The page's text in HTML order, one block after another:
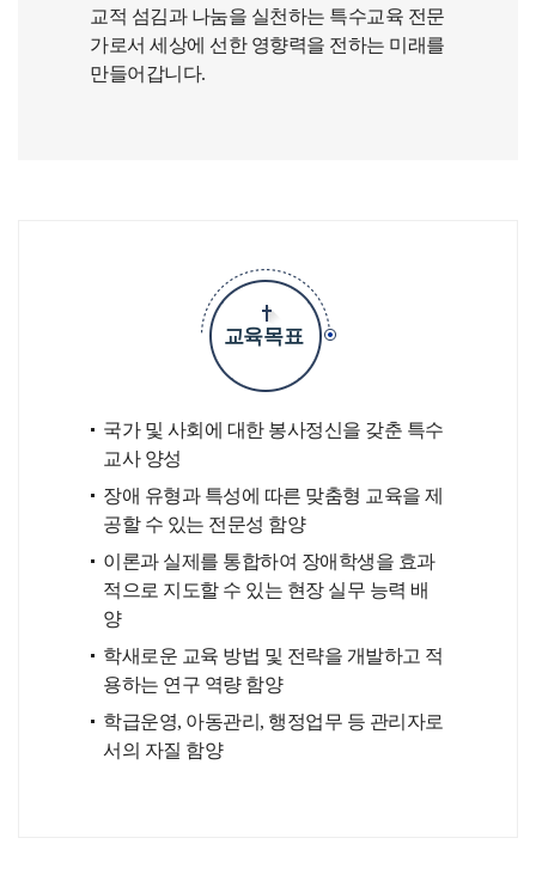
교적 섬김과 나눔을 실천하는 특수교육 전문
가로서 세상에 선한 영향력을 전하는 미래를
만들어갑니다.
교육목표
국가 및 사회에 대한 봉사정신을 갖춘 특수
교사 양성
장애 유형과 특성에 따른 맞춤형 교육을 제
공할 수 있는 전문성 함양
이론과 실제를 통합하여 장애학생을 효과
적으로 지도할 수 있는 현장 실무 능력 배
양
학새로운 교육 방법 및 전략을 개발하고 적
용하는 연구 역량 함양
학급운영, 아동관리, 행정업무 등 관리자로
서의 자질 함양